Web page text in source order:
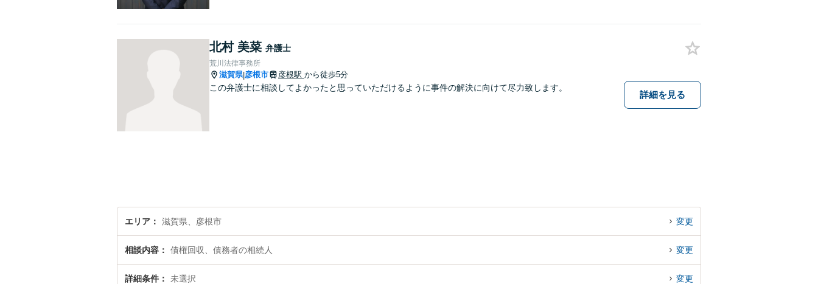
北村 美菜 弁護士
荒川法律事務所
滋賀県|彦根市 彦根駅 から徒歩5分
この弁護士に相談してよかったと思っていただけるように事件の解決に向けて尽力致します。
詳細を見る
エリア 滋賀県、彦根市 変更
相談内容 債権回収、債務者の相続人 変更
詳細条件 未選択 変更